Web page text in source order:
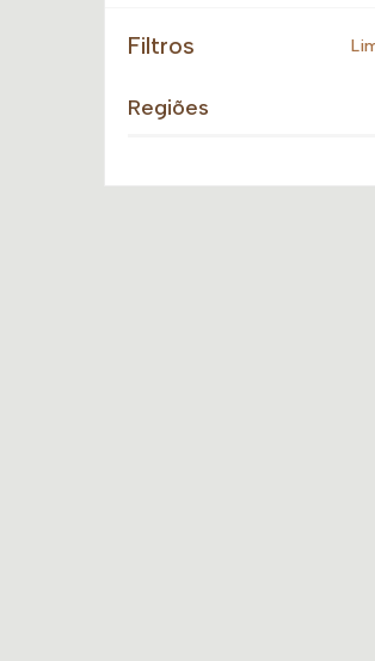
Filtros
Regiões